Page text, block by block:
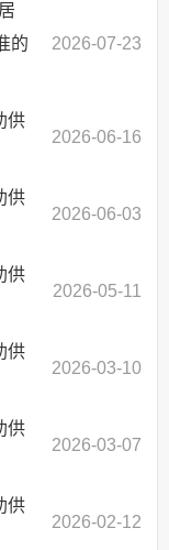
的
2026-07-23
供
2026-06-16
供
2026-06-03
供
2026-05-11
供
2026-03-10
供
2026-03-07
供
2026-02-12